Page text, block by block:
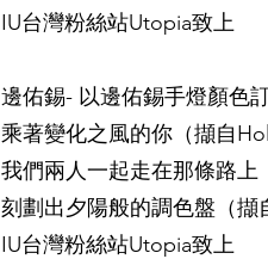
IU台灣粉絲站Utopia致上
邊佑錫- 以邊佑錫手燈顏色
乘著變化之風的你（擷自
我們兩人一起走在那條路上
刻劃出夕陽般的調色盤（擷
IU台灣粉絲站Utopia致上